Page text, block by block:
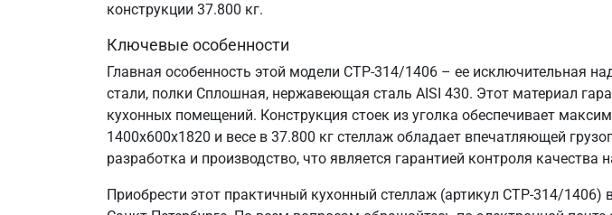
конструкции 37.800 кг.
Ключевые особенности
Главная особенность этой модели СТР-314/1406 – ее исключительная
стали, полки Сплошная, нержавеющая сталь AISI 430. Этот материал
кухонных помещений. Конструкция стоек из уголка обеспечивает
1400х600х1820 и весе в 37.800 кг стеллаж обладает впечатляющей
разработка и производство, что является гарантией контроля качества
Приобрести этот практичный кухонный стеллаж (артикул СТР-314/